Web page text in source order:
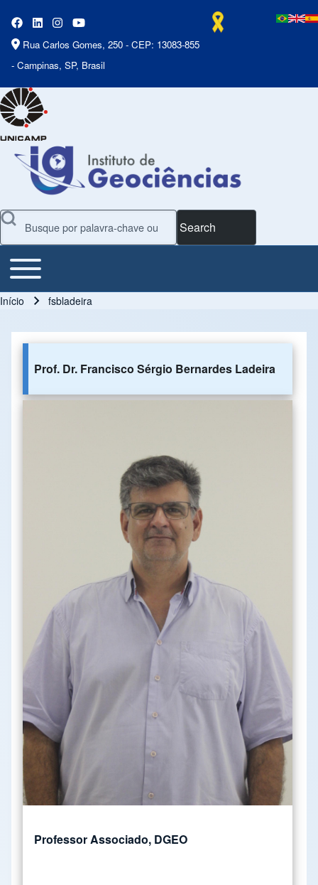
Rua Carlos Gomes, 250 - CEP: 13083-855
- Campinas, SP, Brasil
Search
Main Menu
Toggle main menu
Início fsbladeira
Prof. Dr. Francisco Sérgio Bernardes Ladeira
Professor Associado, DGEO